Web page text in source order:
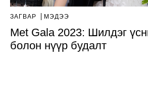
ЗАГВАР МЭДЭЭ
Met Gala 2023: Шилдэг
болон нүүр будалт